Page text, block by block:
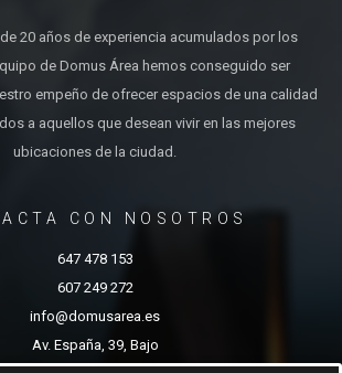
20 años de experiencia acumulados por los
de Domus Área hemos conseguido ser
empeño de ofrecer espacios de una calidad
a aquellos que desean vivir en las mejores
ubicaciones de la ciudad.
CON NOSOTROS
647 478 153
607 249 272
info@domusarea.es
Av. España, 39, Bajo